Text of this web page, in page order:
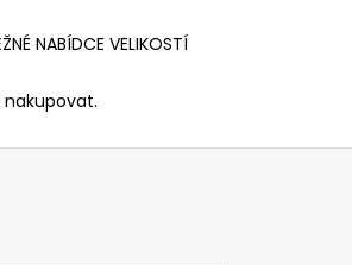
NABÍDCE VELIKOSTÍ